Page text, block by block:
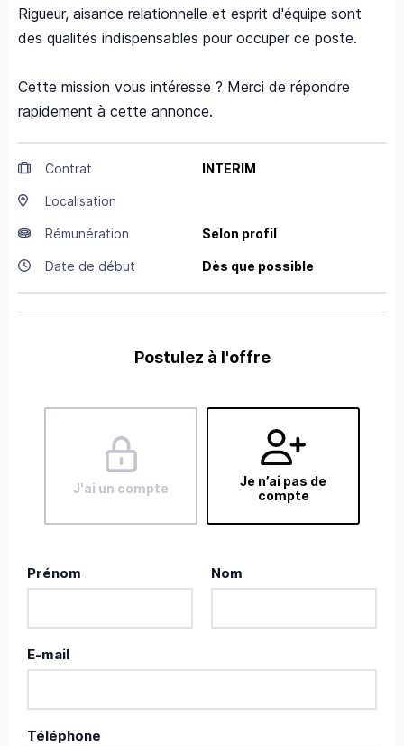
Rigueur, aisance relationnelle et esprit d'équipe sont
des qualités indispensables pour occuper ce poste.
Cette mission vous intéresse ? Merci de répondre
rapidement à cette annonce.
Contrat INTERIM
Localisation
Rémunération Selon profil
Date de début Dès que possible
Postulez à l'offre
J'ai un compte
Je n’ai pas de
compte
Prénom Nom
E-mail
Téléphone